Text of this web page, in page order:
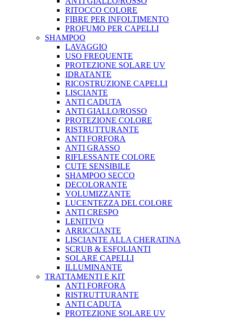
RITOCCO COLORE
FIBRE PER INFOLTIMENTO
PROFUMO PER CAPELLI
SHAMPOO
LAVAGGIO
USO FREQUENTE
PROTEZIONE SOLARE UV
IDRATANTE
RICOSTRUZIONE CAPELLI
LISCIANTE
ANTI CADUTA
ANTI GIALLO/ROSSO
PROTEZIONE COLORE
RISTRUTTURANTE
ANTI FORFORA
ANTI GRASSO
RIFLESSANTE COLORE
CUTE SENSIBILE
SHAMPOO SECCO
DECOLORANTE
VOLUMIZZANTE
LUCENTEZZA DEL COLORE
ANTI CRESPO
LENITIVO
ARRICCIANTE
LISCIANTE ALLA CHERATINA
SCRUB & ESFOLIANTI
SOLARE CAPELLI
ILLUMINANTE
TRATTAMENTI E KIT
ANTI FORFORA
RISTRUTTURANTE
ANTI CADUTA
PROTEZIONE SOLARE UV